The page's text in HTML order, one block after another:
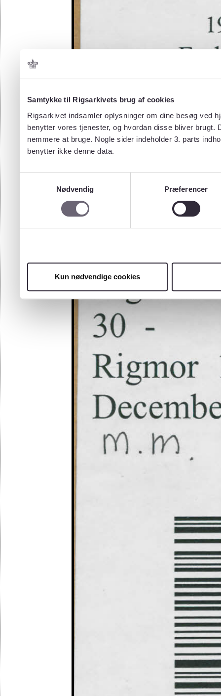
Samtykke til Rigsarkivets brug af cookies
Rigsarkivet indsamler oplysninger om dine besøg ved
benytter vores tjenester, og hvordan disse bliver
nemmere at bruge. Nogle sider indeholder 3. parts
benytter ikke denne data.
Nødvendig
Præferencer
Kun nødvendige cookies